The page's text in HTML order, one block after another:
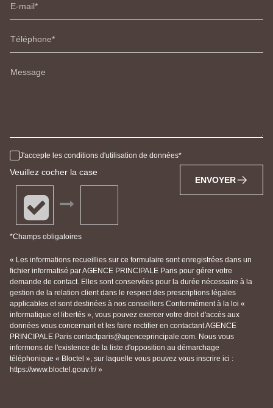
E-mail
Téléphone
Message
J'accepte les conditions d'utilisation de données
Veuillez cocher la case
*Champs obligatoires
ENVOYER
« Les informations recueillies sur ce formulaire sont enregistrées dans un
fichier informatisé par AGENCE PRINCIPALE Paris pour gérer votre
demande de contact. Elles sont conservées pour la durée nécessaire à la
gestion de la relation client dans le respect des prescriptions légales
applicables et sont destinées à nos conseillers Conformément à la loi «
informatique et libertés », vous pouvez exercer votre droit d'accès aux
données vous concernant et les faire rectifier en contactant AGENCE
PRINCIPALE Paris contactparis@agenceprincipale.com. Nous vous
informons de l'existence de la liste d'opposition au démarchage
téléphonique « Bloctel », sur laquelle vous pouvez vous inscrire ici :
https://www.bloctel.gouv.fr/ »